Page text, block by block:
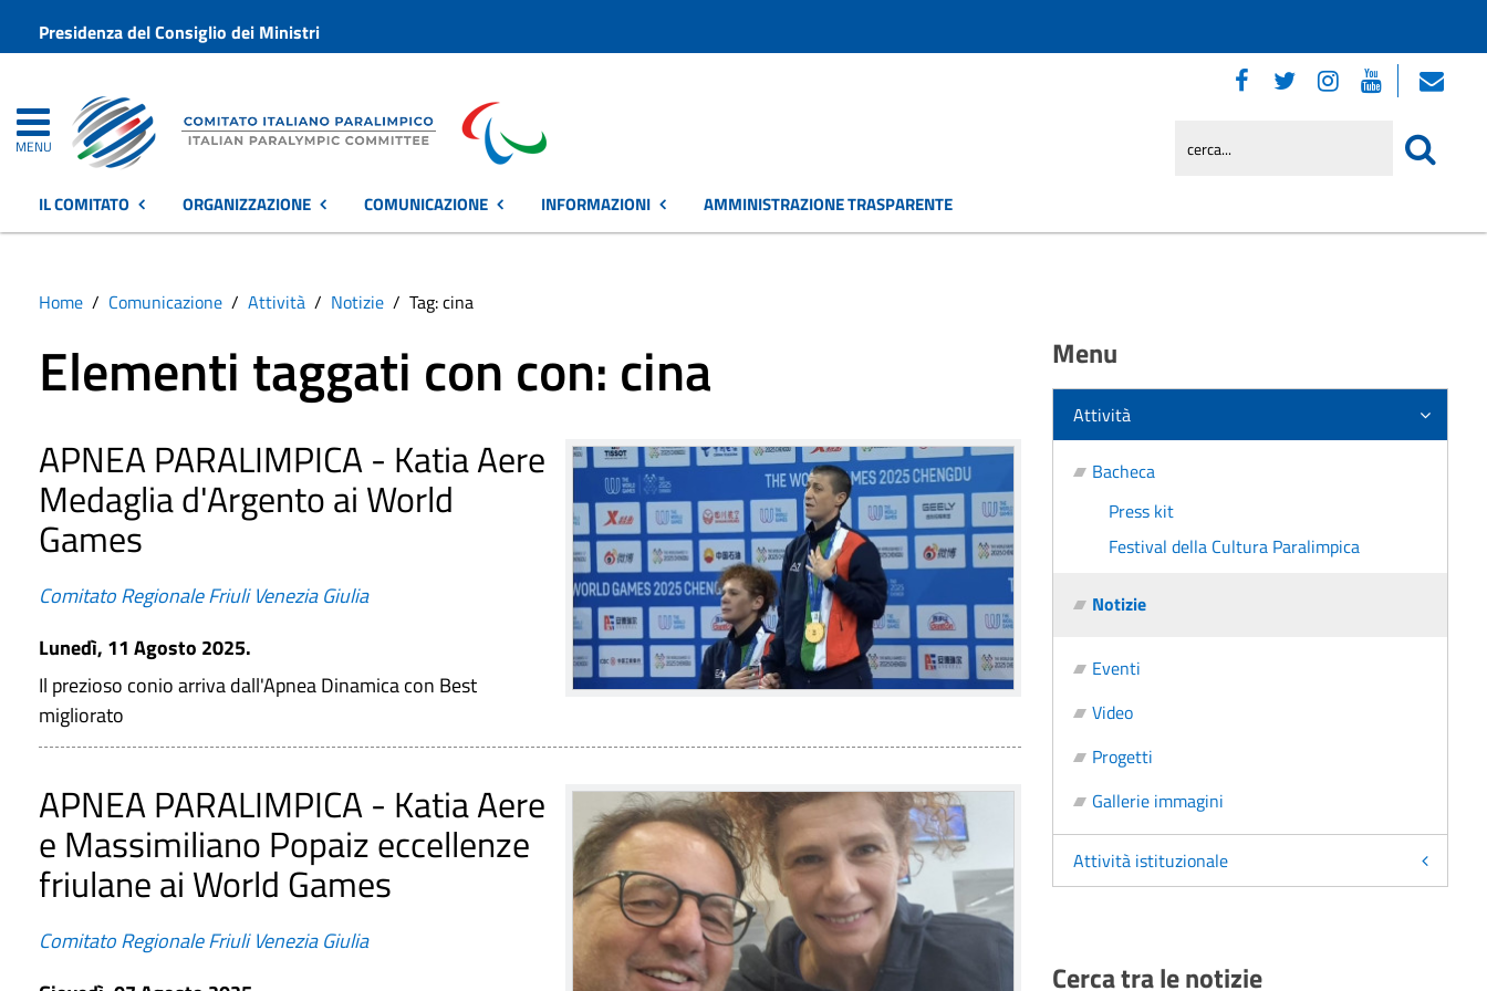
Presidenza del Consiglio dei Ministri
MENU
IL COMITATO ORGANIZZAZIONE COMUNICAZIONE INFORMAZIONI AMMINISTRAZIONE TRASPARENTE
Home Comunicazione Attività Notizie Tag: cina
Elementi taggati con con: cina
APNEA PARALIMPICA - Katia Aere
Medaglia d'Argento ai World
Games
Comitato Regionale Friuli Venezia Giulia
Lunedì, 11 Agosto 2025.
Il prezioso conio arriva dall'Apnea Dinamica con Best
migliorato
APNEA PARALIMPICA - Katia Aere
e Massimiliano Popaiz eccellenze
friulane ai World Games
Comitato Regionale Friuli Venezia Giulia
Menu
Attività
Bacheca
Press kit
Festival della Cultura Paralimpica
Notizie
Eventi
Video
Progetti
Gallerie immagini
Attività istituzionale
Cerca tra le notizie